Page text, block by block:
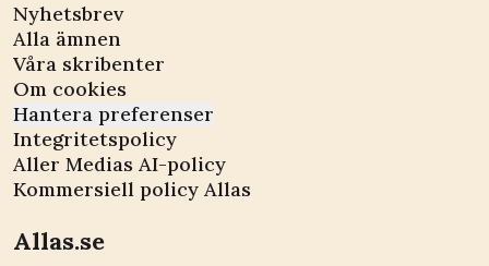
Nyhetsbrev
Alla ämnen
Våra skribenter
Om cookies
Hantera preferenser
Integritetspolicy
Aller Medias AI-policy
Kommersiell policy Allas
Allas.se